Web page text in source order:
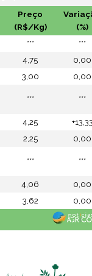
Preço
(R$/Kg)
(%)
***
***
4,75
0,00
3,00
0,00
*** ***
4,25
2,25
0,00
*** ***
4,06
0,00
3,62
0,00